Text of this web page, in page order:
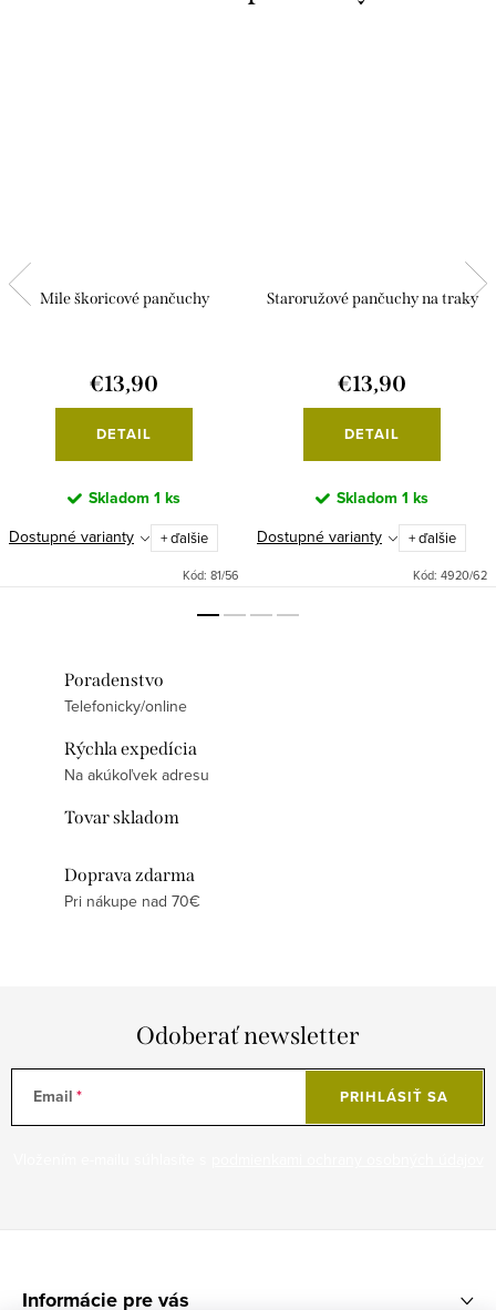
Mile škoricové pančuchy
€13,90
DETAIL
Skladom 1 ks
Dostupné varianty + ďalšie
Kód: 81/56
Staroružové pančuchy na traky
€13,90
DETAIL
Skladom 1 ks
Dostupné varianty + ďalšie
Kód: 4920/62
Poradenstvo
Telefonicky/online
Rýchla expedícia
Na akúkoľvek adresu
Tovar skladom
Doprava zdarma
Pri nákupe nad 70€
Odoberať newsletter
Email PRIHLÁSIŤ SA
Informácie pre vás